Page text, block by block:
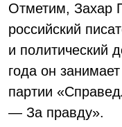
Отметим, Захар
российский
и политический
года он
партии
— За правду».